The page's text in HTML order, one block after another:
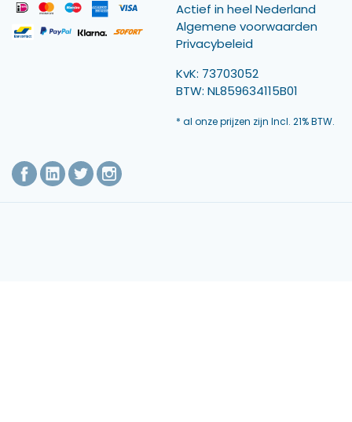
Actief in heel Nederland
Algemene voorwaarden
Privacybeleid
KvK: 73703052
BTW: NL859634115B01
* al onze prijzen zijn Incl. 21% BTW.